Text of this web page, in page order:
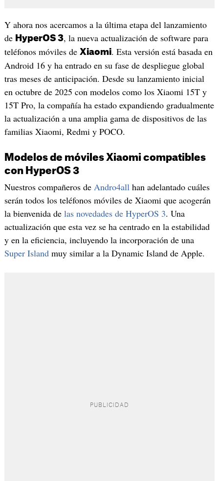
Y ahora nos acercamos a la última etapa del lanzamiento
de HyperOS 3, la nueva actualización de software para
teléfonos móviles de Xiaomi. Esta versión está basada en
Android 16 y ha entrado en su fase de despliegue global
tras meses de anticipación. Desde su lanzamiento inicial
en octubre de 2025 con modelos como los Xiaomi 15T y
15T Pro, la compañía ha estado expandiendo gradualmente
la actualización a una amplia gama de dispositivos de las
familias Xiaomi, Redmi y POCO.
Modelos de móviles Xiaomi compatibles
con HyperOS 3
Nuestros compañeros de Andro4all han adelantado cuáles
serán todos los teléfonos móviles de Xiaomi que acogerán
la bienvenida de las novedades de HyperOS 3. Una
actualización que esta vez se ha centrado en la estabilidad
y en la eficiencia, incluyendo la incorporación de una
Super Islandmuy similar a la Dynamic Island de Apple.